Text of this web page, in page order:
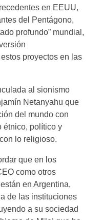
en EEUU,
del Pentágono,
profundo” mundial,
proyectos en las
al sionismo
Netanyahu que
del mundo con
étnico, político y
lo religioso.
que en los
como otros
en Argentina,
de las instituciones
a su sociedad